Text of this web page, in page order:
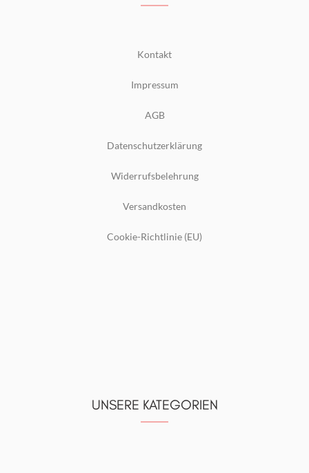
Kontakt
Impressum
AGB
Datenschutzerklärung
Widerrufsbelehrung
Versandkosten
Cookie-Richtlinie (EU)
UNSERE KATEGORIEN